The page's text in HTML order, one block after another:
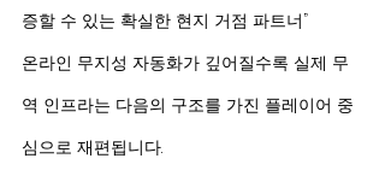
증할 수 있는 확실한 현지 거점 파트너”
온라인 무지성 자동화가 깊어질수록 실제 무
역 인프라는 다음의 구조를 가진 플레이어 중
심으로 재편됩니다.